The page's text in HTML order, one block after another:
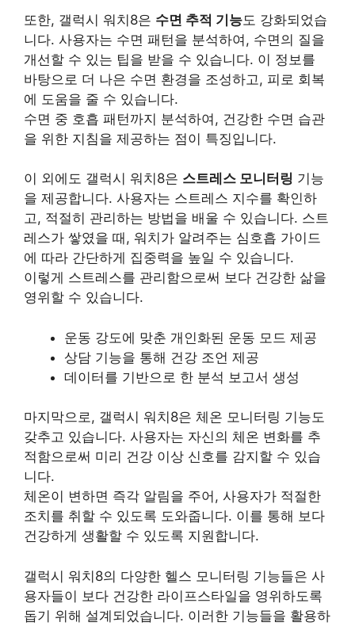
또한, 갤럭시 워치8은 수면 추적 기능도 강화되었습
니다. 사용자는 수면 패턴을 분석하여, 수면의 질을
개선할 수 있는 팁을 받을 수 있습니다. 이 정보를
바탕으로 더 나은 수면 환경을 조성하고, 피로 회복
에 도움을 줄 수 있습니다.
수면 중 호흡 패턴까지 분석하여, 건강한 수면 습관
을 위한 지침을 제공하는 점이 특징입니다.
이 외에도 갤럭시 워치8은 스트레스 모니터링 기능
을 제공합니다. 사용자는 스트레스 지수를 확인하
고, 적절히 관리하는 방법을 배울 수 있습니다. 스트
레스가 쌓였을 때, 워치가 알려주는 심호흡 가이드
에 따라 간단하게 집중력을 높일 수 있습니다.
이렇게 스트레스를 관리함으로써 보다 건강한 삶을
영위할 수 있습니다.
운동 강도에 맞춘 개인화된 운동 모드 제공
상담 기능을 통해 건강 조언 제공
데이터를 기반으로 한 분석 보고서 생성
마지막으로, 갤럭시 워치8은 체온 모니터링 기능도
갖추고 있습니다. 사용자는 자신의 체온 변화를 추
적함으로써 미리 건강 이상 신호를 감지할 수 있습
니다.
체온이 변하면 즉각 알림을 주어, 사용자가 적절한
조치를 취할 수 있도록 도와줍니다. 이를 통해 보다
건강하게 생활할 수 있도록 지원합니다.
갤럭시 워치8의 다양한 헬스 모니터링 기능들은 사
용자들이 보다 건강한 라이프스타일을 영위하도록
돕기 위해 설계되었습니다. 이러한 기능들을 활용하